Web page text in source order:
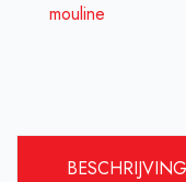
mouline
BESCHRIJVING